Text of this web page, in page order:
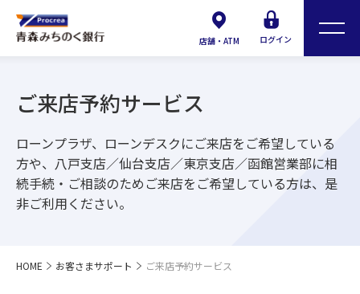
店舗・ATM ログイン
ご来店予約サービス
ローンプラザ、ローンデスクにご来店をご希望している
方や、八戸支店／仙台支店／東京支店／函館営業部に相
続手続・ご相談のためご来店をご希望している方は、是
非ご利用ください。
HOME お客さまサポート ご来店予約サービス